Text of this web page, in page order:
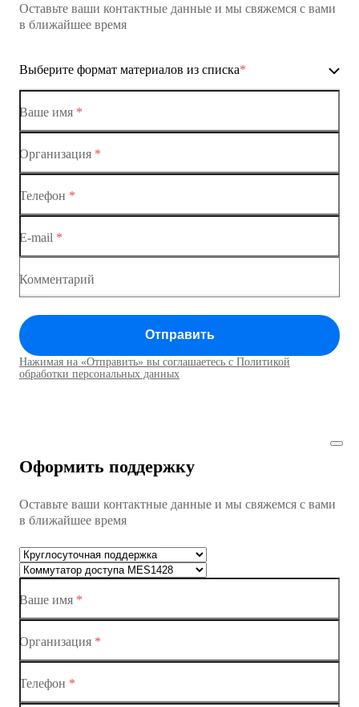
Коммутатор доступа MES1428
Коммутаторы доступа
Коммутатор доступа MES1428-03
Коммутатор доступа MES1428-04
Оставьте ваши контактные данные и мы свяжемся с вами
в ближайшее время
Выберите формат материалов из списка*
Ethernet-коммутаторы
Коммутатор доступа MES1428
Коммутатор доступа MES1428
Коммутаторы доступа01
Коммутатор доступа MES1428
Коммутатор доступа MES1428
Коммутаторы доступа
Коммутатор доступа MES1428-02
Ваше имя *
Организация *
Телефон *
E-mail *
Комментарий
Отправить
Нажимая на «Отправить» вы соглашаетесь с Политикой
обработки персональных данных
Оформить поддержку
Оставьте ваши контактные данные и мы свяжемся с вами
в ближайшее время
Ваше имя *
Организация *
Телефон *